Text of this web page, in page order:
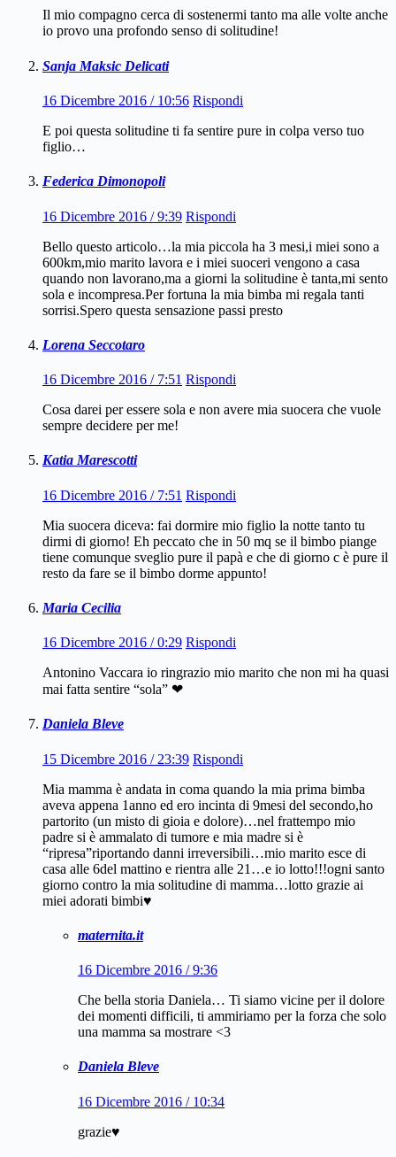
Il mio compagno cerca di sostenermi tanto ma alle volte anche
io provo una profondo senso di solitudine!
Sanja Maksic Delicati
16 Dicembre 2016 / 10:56 Rispondi
E poi questa solitudine ti fa sentire pure in colpa verso tuo
figlio…
Federica Dimonopoli
16 Dicembre 2016 / 9:39 Rispondi
Bello questo articolo…la mia piccola ha 3 mesi,i miei sono a
600km,mio marito lavora e i miei suoceri vengono a casa
quando non lavorano,ma a giorni la solitudine è tanta,mi sento
sola e incompresa.Per fortuna la mia bimba mi regala tanti
sorrisi.Spero questa sensazione passi presto
Lorena Seccotaro
16 Dicembre 2016 / 7:51 Rispondi
Cosa darei per essere sola e non avere mia suocera che vuole
sempre decidere per me!
Katia Marescotti
16 Dicembre 2016 / 7:51 Rispondi
Mia suocera diceva: fai dormire mio figlio la notte tanto tu
dirmi di giorno! Eh peccato che in 50 mq se il bimbo piange
tiene comunque sveglio pure il papà e che di giorno c è pure il
resto da fare se il bimbo dorme appunto!
Maria Cecilia
16 Dicembre 2016 / 0:29 Rispondi
Antonino Vaccara io ringrazio mio marito che non mi ha quasi
mai fatta sentire “sola” ❤
Daniela Bleve
15 Dicembre 2016 / 23:39 Rispondi
Mia mamma è andata in coma quando la mia prima bimba
aveva appena 1anno ed ero incinta di 9mesi del secondo,ho
partorito (un misto di gioia e dolore)…nel frattempo mio
padre si è ammalato di tumore e mia madre si è
“ripresa”riportando danni irreversibili…mio marito esce di
casa alle 6del mattino e rientra alle 21…e io lotto!!!ogni santo
giorno contro la mia solitudine di mamma…lotto grazie ai
miei adorati bimbi♥️
maternita.it
16 Dicembre 2016 / 9:36
Che bella storia Daniela… Ti siamo vicine per il dolore
dei momenti difficili, ti ammiriamo per la forza che solo
una mamma sa mostrare <3
Daniela Bleve
16 Dicembre 2016 / 10:34
grazie♥️